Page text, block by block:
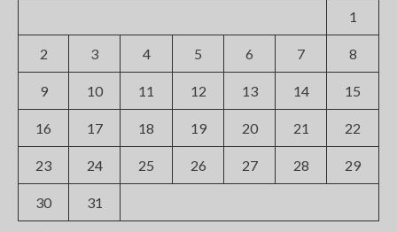
1
2 3 4 5 6 7 8
9 10 11 12 13 14 15
16 17 18 19 20 21 22
23 24 25 26 27 28 29
30 31